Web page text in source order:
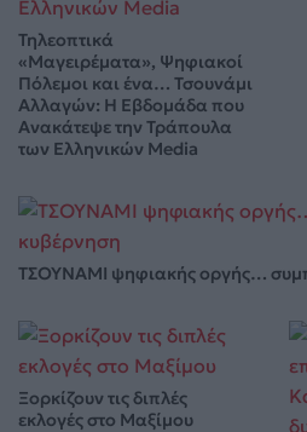
Τηλεοπτικά
«Μαγειρέματα», Ψηφιακοί
Πόλεμοι και ένα… Τσουνάμι
Αλλαγών: Η Εβδομάδα που
Ανακάτεψε την Τράπουλα
των Ελληνικών Media
ΤΣΟΥΝΑΜΙ ψηφιακής οργής…
Ξορκίζουν τις διπλές
εκλογές στο Μαξίμου